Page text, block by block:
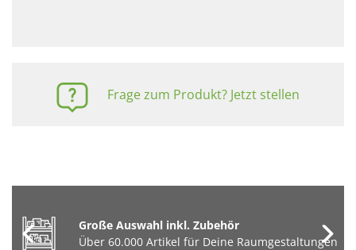
Frage zum Produkt? Jetzt stellen
Große Auswahl inkl. Zubehör
Über 60.000 Artikel für Deine Raumgestaltungen